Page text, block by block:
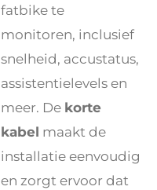
fatbike te
monitoren, inclusief
snelheid, accustatus,
assistentielevels en
meer. De korte
kabel maakt de
installatie eenvoudig
en zorgt ervoor dat